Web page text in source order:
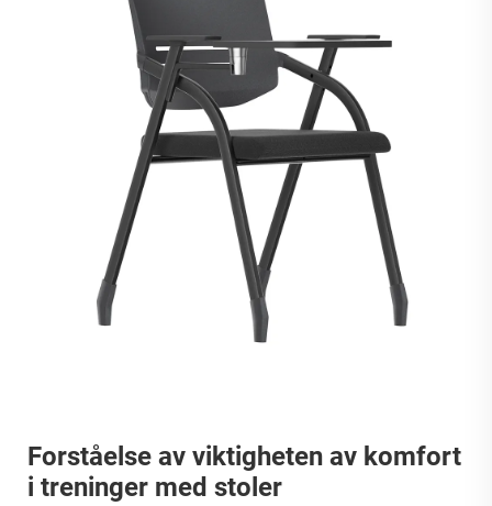
Forståelse av viktigheten av komfort
i treninger med stoler